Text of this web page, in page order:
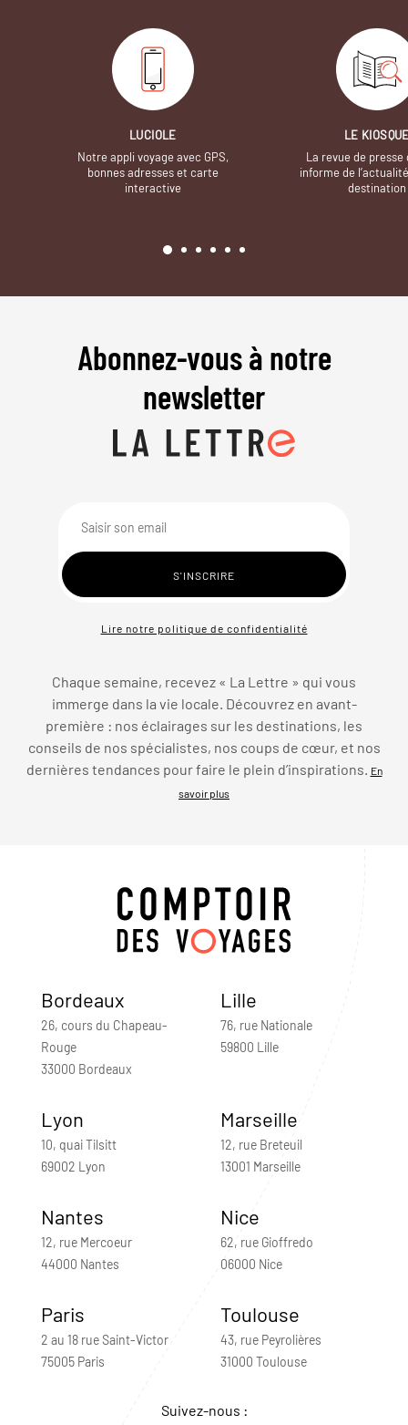
LUCIOLE
Notre appli voyage avec GPS,
bonnes adresses et carte
interactive
LE
La revue de presse
informe de
destination
Abonnez-vous à notre
newsletter
Lire notre politique de confidentialité
Chaque semaine, recevez « La Lettre » qui vous
immerge dans la vie locale. Découvrez en avant-
première : nos éclairages sur les destinations, les
conseils de nos spécialistes, nos coups de cœur, et nos
dernières tendances pour faire le plein d’inspirations.
En
savoir plus
Bordeaux
26, cours du Chapeau-
Rouge
33000 Bordeaux
Lille
76, rue Nationale
59800 Lille
Lyon
10, quai Tilsitt
69002 Lyon
Marseille
12, rue Breteuil
13001 Marseille
Nantes
12, rue Mercoeur
44000 Nantes
Nice
62, rue Gioffredo
06000 Nice
Paris
2 au 18 rue Saint-Victor
75005 Paris
Toulouse
43, rue Peyrolières
31000 Toulouse
Suivez-nous :